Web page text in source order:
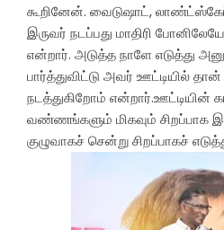
கூறினேன். வைடுஷாட்,
இருவர் நடப்பது மாதிரி
என்றார். அடுத்த நாளே எடுத்து
பார்த்துவிட்டு அவர் ஊட்டியில் தான்
நடத்துகிறோம் என்றார்.ஊட்டியின்
வண்ணங்களும் மிகவும் சிறப்பாக
குழுவாகச் சென்று சிறப்பாகச்